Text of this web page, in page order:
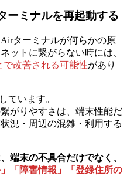
ーミナルを再起動する
ターミナルが何らかの原
ットに繋がらない時には、
改善される可能性があり
ています。
がりやすさは、端末性能だ
況・周辺の混雑・利用する
端末の不具合だけでなく、
「障害情報」「登録住所の